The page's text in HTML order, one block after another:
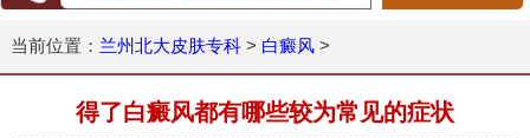
当前位置： 兰州北大皮肤专科> 白癜风>
得了白癜风都有哪些较为常见的症状